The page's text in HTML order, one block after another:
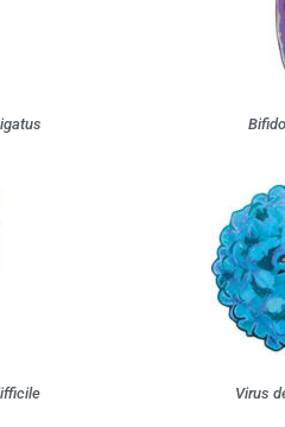
Virus